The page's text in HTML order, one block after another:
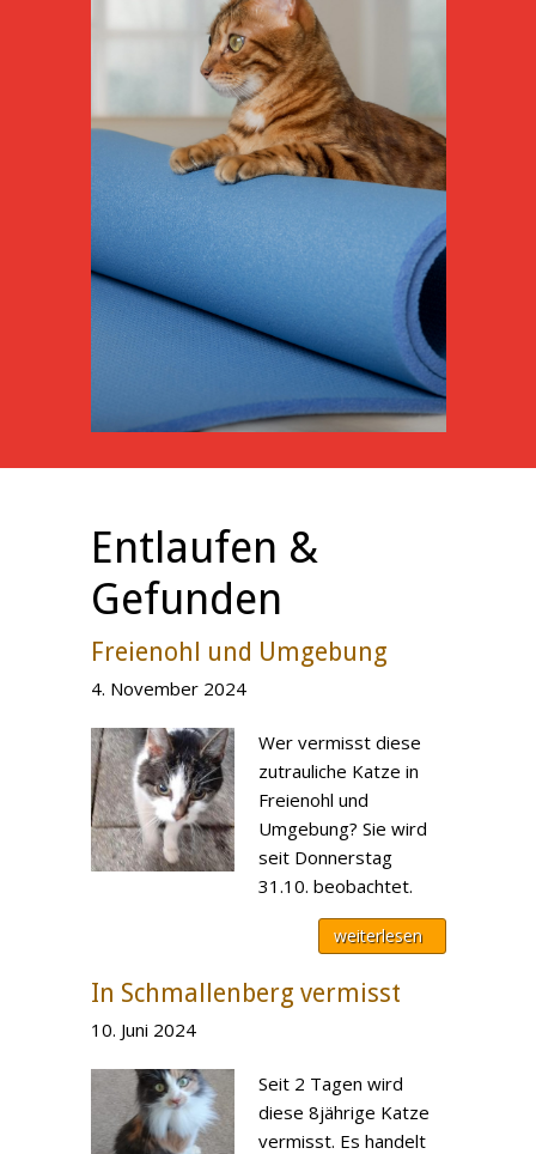
Entlaufen &
Gefunden
Freienohl und Umgebung
4. November 2024
Wer vermisst diese
zutrauliche Katze in
Freienohl und
Umgebung? Sie wird
seit Donnerstag
31.10. beobachtet.
weiterlesen
In Schmallenberg vermisst
10. Juni 2024
Seit 2 Tagen wird
diese 8jährige Katze
vermisst. Es handelt